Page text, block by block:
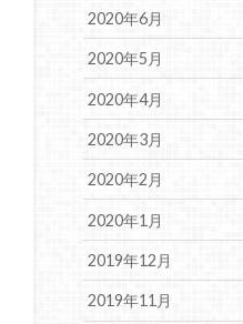
2020年6月
2020年5月
2020年4月
2020年3月
2020年2月
2020年1月
2019年12月
2019年11月